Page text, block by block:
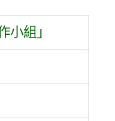
小組」